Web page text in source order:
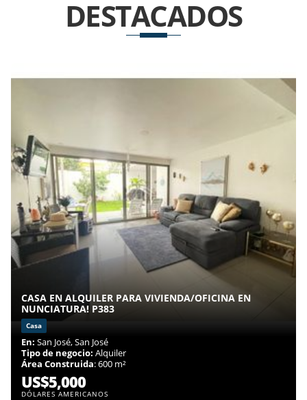
DESTACADOS
CASA EN ALQUILER PARA VIVIENDA/OFICINA EN
NUNCIATURA! P383
Casa
En: San José, San José
Tipo de negocio: Alquiler
Área Construida: 600 m²
US$5,000
DÓLARES AMERICANOS